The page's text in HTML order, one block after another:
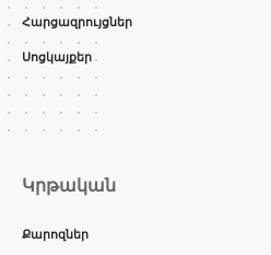
Հարցազրույցներ
Սոցկայքեր
Կրթական
Քարոզներ